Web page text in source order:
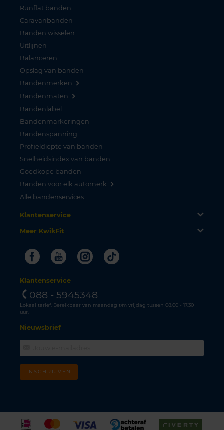
Runflat banden
Caravanbanden
Banden wisselen
Uitlijnen
Balanceren
Opslag van banden
Bandenmerken
Bandenmaten
Bandenlabel
Bandenmarkeringen
Bandenspanning
Profieldiepte van banden
Snelheidsindex van banden
Goedkope banden
Banden voor elk automerk
Alle bandenservices
Klantenservice
Meer KwikFit
FacebookYoutubeInstagram
Tiktok
Klantenservice
088 - 5945348
Lokaal tarief. Bereikbaar van maandag t/m vrijdag tussen 08.00 - 17.30
uur.
Nieuwsbrief
INSCHRIJVEN